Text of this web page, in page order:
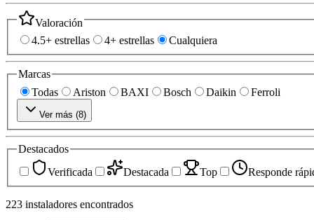
Valoración
4.5+ estrellas
4+ estrellas Cualquiera
Marcas
Todas
Ariston BAXI Bosch Daikin Ferroli
Ver más (8)
Destacados
Verificada
Destacada Top Responde
223 instaladores encontrados